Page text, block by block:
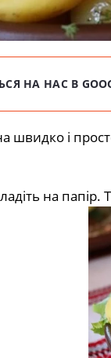
НА НАС В
і
на папір.